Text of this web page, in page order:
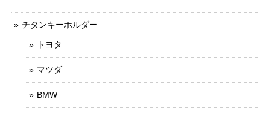
チタンキーホルダー
トヨタ
マツダ
BMW